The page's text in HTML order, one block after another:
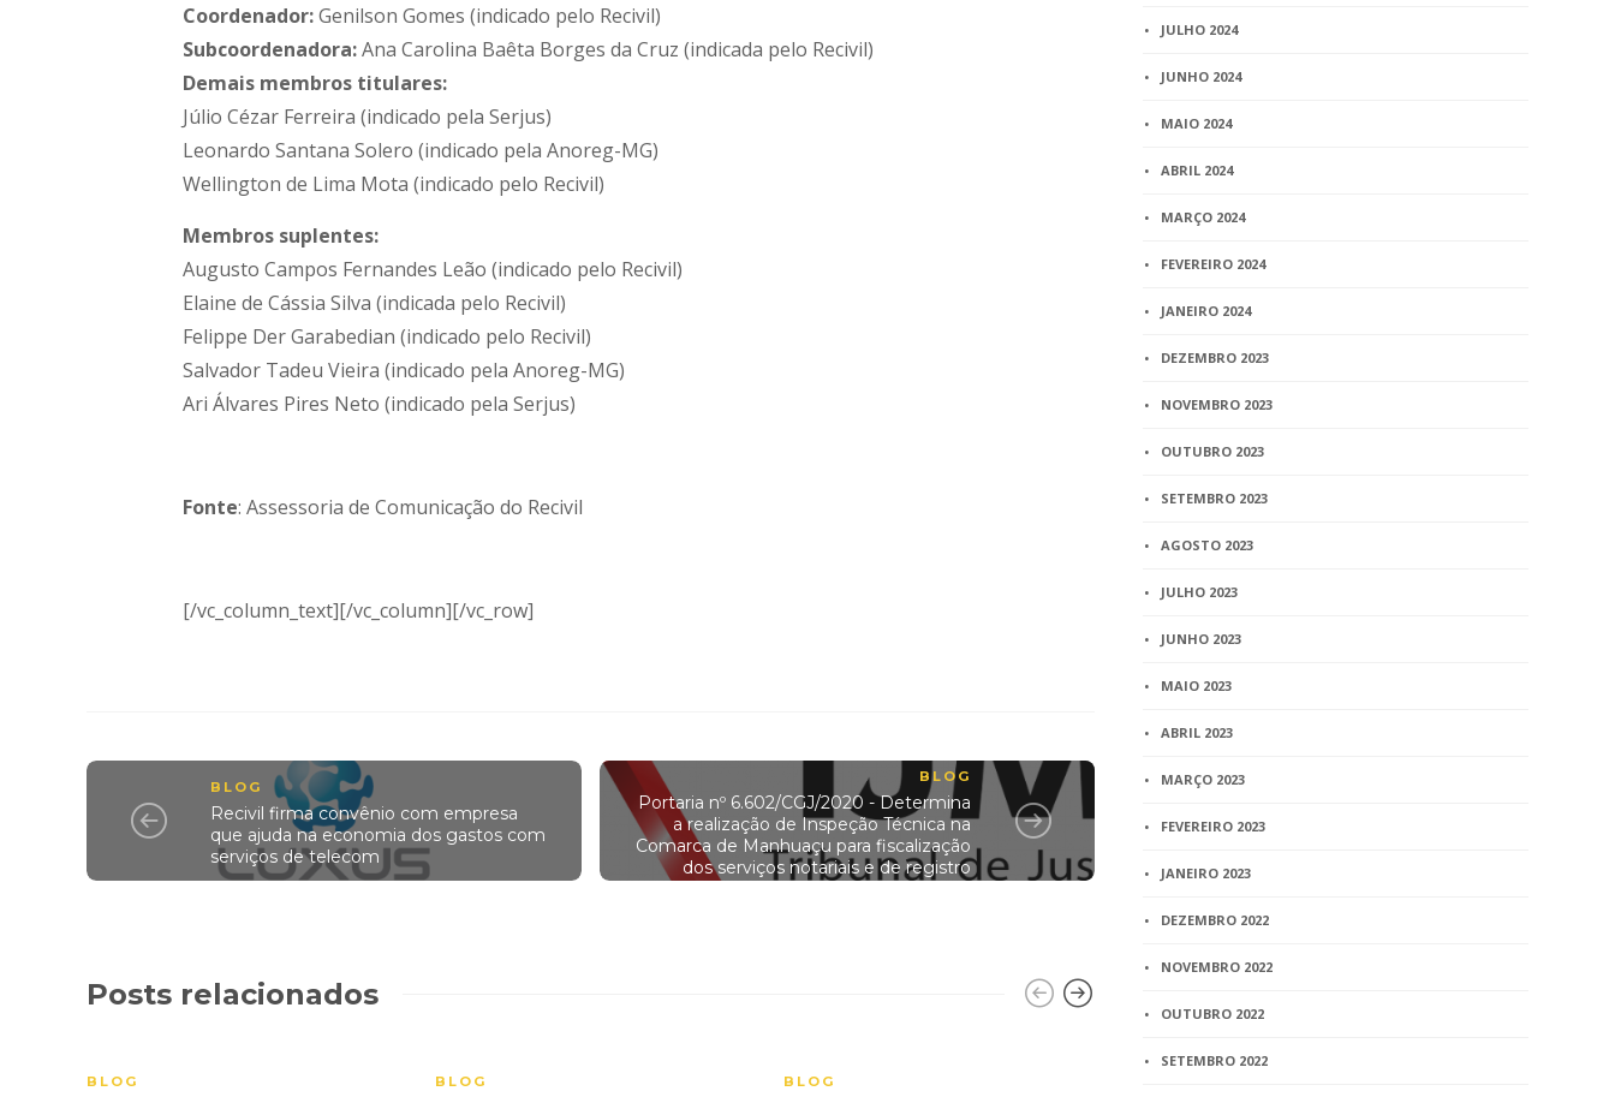
Coordenador:Genilson Gomes (indicado pelo Recivil)
Subcoordenadora:Ana Carolina Baêta Borges da Cruz (indicada pelo Recivil)
Demais membros titulares:
Júlio Cézar Ferreira (indicado pela Serjus)
Leonardo Santana Solero (indicado pela Anoreg-MG)
Wellington de Lima Mota (indicado pelo Recivil)
Membros suplentes:
Augusto Campos Fernandes Leão (indicado pelo Recivil)
Elaine de Cássia Silva (indicada pelo Recivil)
Felippe Der Garabedian (indicado pelo Recivil)
Salvador Tadeu Vieira (indicado pela Anoreg-MG)
Ari Álvares Pires Neto (indicado pela Serjus)
Fonte: Assessoria de Comunicação do Recivil
[/vc_column_text][/vc_column][/vc_row]
BLOG
Recivil firma convênio com empresa
que ajuda na economia dos gastos com
serviços de telecom
BLOG
Portaria nº 6.602/CGJ/2020 - Determina
a realização de Inspeção Técnica na
Comarca de Manhuaçu para fiscalização
dos serviços notariais e de registro
Posts relacionados
BLOG BLOG BLOG
JULHO 2024
JUNHO 2024
MAIO 2024
ABRIL 2024
MARÇO 2024
FEVEREIRO 2024
JANEIRO 2024
DEZEMBRO 2023
NOVEMBRO 2023
OUTUBRO 2023
SETEMBRO 2023
AGOSTO 2023
JULHO 2023
JUNHO 2023
MAIO 2023
ABRIL 2023
MARÇO 2023
FEVEREIRO 2023
JANEIRO 2023
DEZEMBRO 2022
NOVEMBRO 2022
OUTUBRO 2022
SETEMBRO 2022